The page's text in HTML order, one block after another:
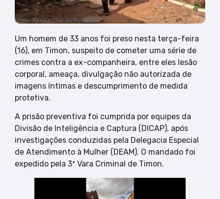
Fonte: Polícia Civil do Maranhão
Um homem de 33 anos foi preso nesta terça-feira
(16), em Timon, suspeito de cometer uma série de
crimes contra a ex-companheira, entre eles lesão
corporal, ameaça, divulgação não autorizada de
imagens íntimas e descumprimento de medida
protetiva.
A prisão preventiva foi cumprida por equipes da
Divisão de Inteligência e Captura (DICAP), após
investigações conduzidas pela Delegacia Especial
de Atendimento à Mulher (DEAM). O mandado foi
expedido pela 3ª Vara Criminal de Timon.